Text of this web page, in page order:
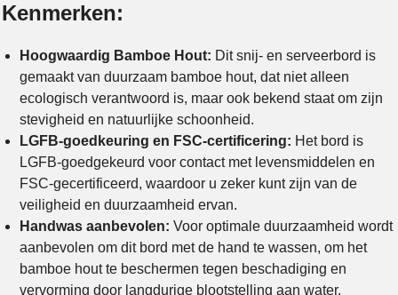
Kenmerken:
Hoogwaardig Bamboe Hout: Dit snij- en serveerbord is
gemaakt van duurzaam bamboe hout, dat niet alleen
ecologisch verantwoord is, maar ook bekend staat om zijn
stevigheid en natuurlijke schoonheid.
LGFB-goedkeuring en FSC-certificering: Het bord is
LGFB-goedgekeurd voor contact met levensmiddelen en
FSC-gecertificeerd, waardoor u zeker kunt zijn van de
veiligheid en duurzaamheid ervan.
Handwas aanbevolen: Voor optimale duurzaamheid wordt
aanbevolen om dit bord met de hand te wassen, om het
bamboe hout te beschermen tegen beschadiging en
vervorming door langdurige blootstelling aan water.